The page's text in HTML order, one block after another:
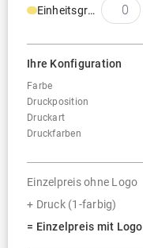
Einheitsgröße
Ihre Konfiguration
Farbe
Druckposition
Druckart
Druckfarben
Einzelpreis ohne Logo
+ Druck (1-farbig)
= Einzelpreis mit Logo